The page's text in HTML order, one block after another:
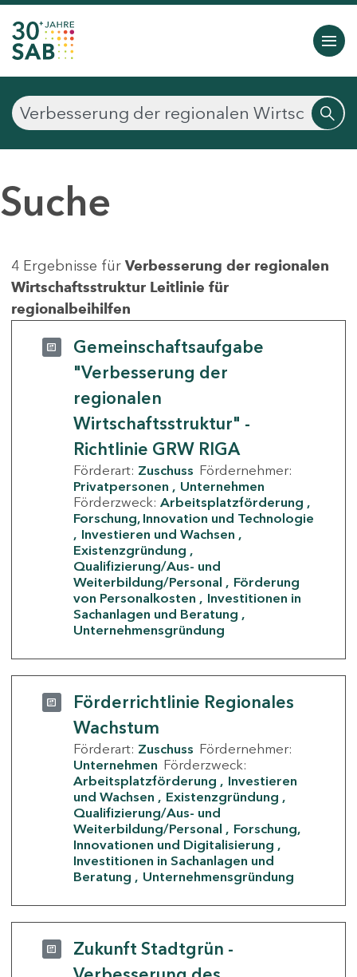
Suche
4 Ergebnisse für Verbesserung der regionalen
Wirtschaftsstruktur Leitlinie für
regionalbeihilfen
Gemeinschaftsaufgabe
"Verbesserung der
regionalen
Wirtschaftsstruktur" -
Richtlinie GRW RIGA
Förderart: Zuschuss Fördernehmer:
Privatpersonen
Unternehmen
Förderzweck: Arbeitsplatzförderung
Forschung, Innovation und Technologie
Investieren und Wachsen
Existenzgründung
Qualifizierung/Aus- und
Weiterbildung/Personal
Förderung
von Personalkosten
Investitionen in
Sachanlagen und Beratung
Unternehmensgründung
Förderrichtlinie Regionales
Wachstum
Förderart: Zuschuss Fördernehmer:
Unternehmen Förderzweck:
Arbeitsplatzförderung
Investieren
und Wachsen
Existenzgründung
Qualifizierung/Aus- und
Weiterbildung/Personal
Forschung,
Innovationen und Digitalisierung
Investitionen in Sachanlagen und
Beratung
Unternehmensgründung
Zukunft Stadtgrün -